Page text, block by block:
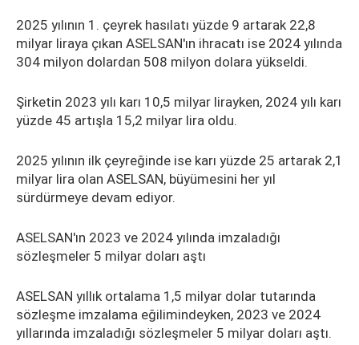
2025 yılının 1. çeyrek hasılatı yüzde 9 artarak 22,8
milyar liraya çıkan ASELSAN'ın ihracatı ise 2024 yılında
304 milyon dolardan 508 milyon dolara yükseldi.
Şirketin 2023 yılı karı 10,5 milyar lirayken, 2024 yılı karı
yüzde 45 artışla 15,2 milyar lira oldu.
2025 yılının ilk çeyreğinde ise karı yüzde 25 artarak 2,1
milyar lira olan ASELSAN, büyümesini her yıl
sürdürmeye devam ediyor.
ASELSAN'ın 2023 ve 2024 yılında imzaladığı
sözleşmeler 5 milyar doları aştı
ASELSAN yıllık ortalama 1,5 milyar dolar tutarında
sözleşme imzalama eğilimindeyken, 2023 ve 2024
yıllarında imzaladığı sözleşmeler 5 milyar doları aştı.